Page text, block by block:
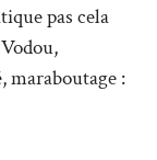
pas cela
maraboutage :